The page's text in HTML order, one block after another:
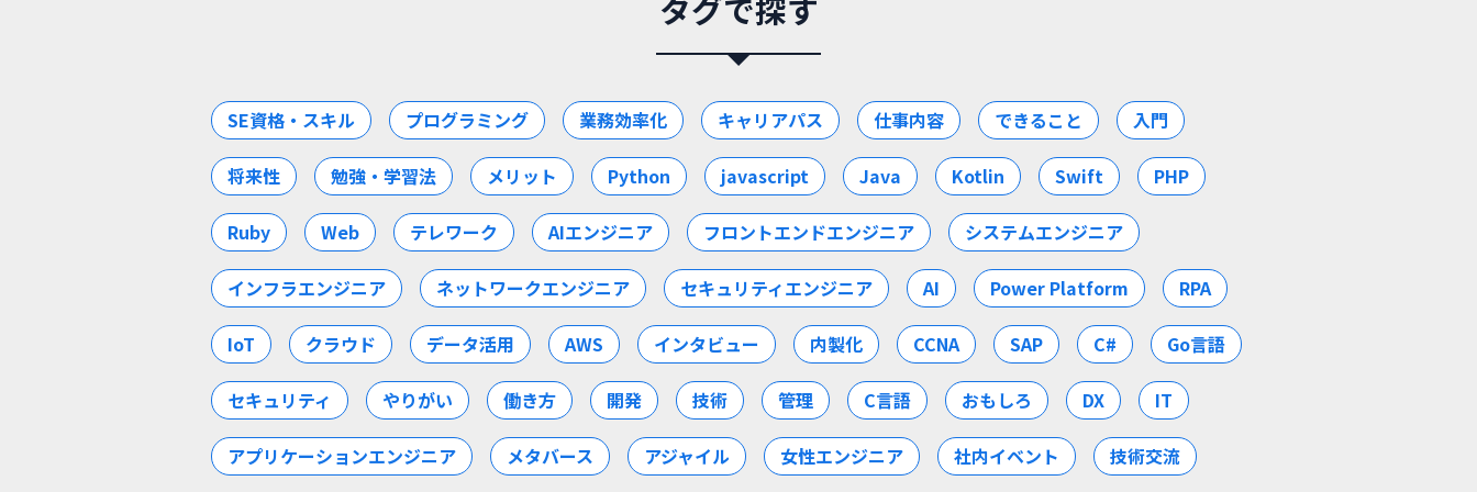
タグで探す
SE資格・スキル プログラミング 業務効率化 キャリアパス 仕事内容 できること 入門
将来性 勉強・学習法 メリット Python javascript Java Kotlin Swift PHP
Ruby Web テレワーク AIエンジニア フロントエンドエンジニア システムエンジニア
インフラエンジニア ネットワークエンジニア セキュリティエンジニア AI Power Platform RPA
IoT クラウド データ活用 AWS インタビュー 内製化 CCNA SAP C# Go言語
セキュリティ やりがい 働き方 開発 技術 管理 C言語 おもしろ DX IT
アプリケーションエンジニア メタバース アジャイル 女性エンジニア 社内イベント 技術交流